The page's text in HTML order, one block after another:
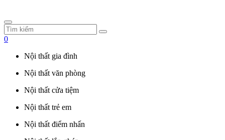
0
Nội thất gia đình
Nội thất văn phòng
Nội thất cửa tiệm
Nội thất trẻ em
Nội thất điểm nhấn